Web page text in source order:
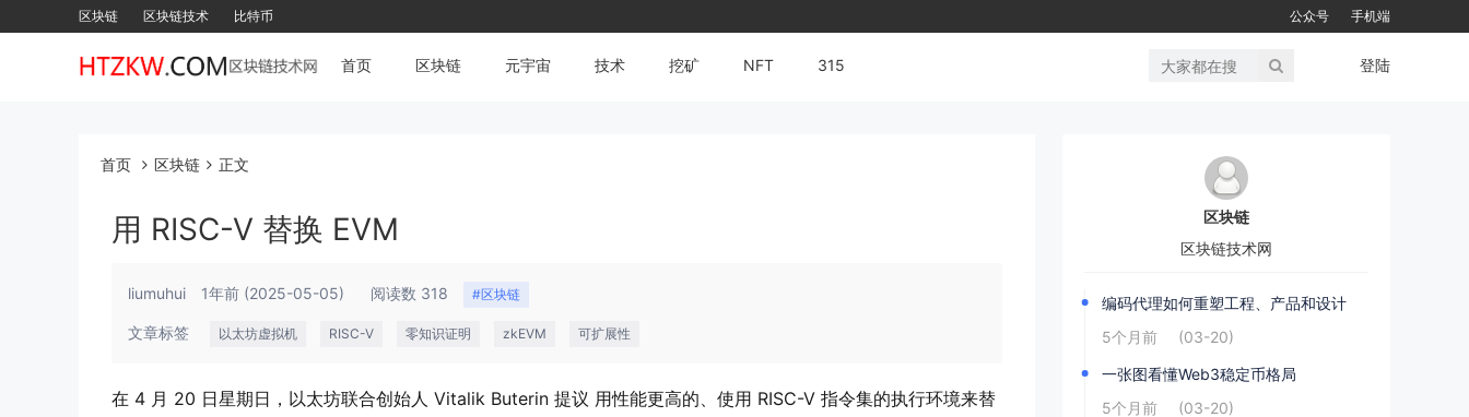
区块链 区块链技术 比特币 公众号 手机端
首页 区块链 元宇宙 技术 挖矿 NFT 315 登陆
首页 区块链 正文
用 RISC-V 替换 EVM
liumuhui 1年前 (2025-05-05) 阅读数 318 #区块链
文章标签 以太坊虚拟机 RISC-V 零知识证明 zkEVM 可扩展性
在 4 月 20 日星期日，以太坊联合创始人 Vitalik Buterin 提议 用性能更高的、使用 RISC-V 指令集的执行环境来替
区块链
区块链技术网
编码代理如何重塑工程、产品和设计
5个月前
(03-20)
一张图看懂Web3稳定币格局
5个月前
(03-20)